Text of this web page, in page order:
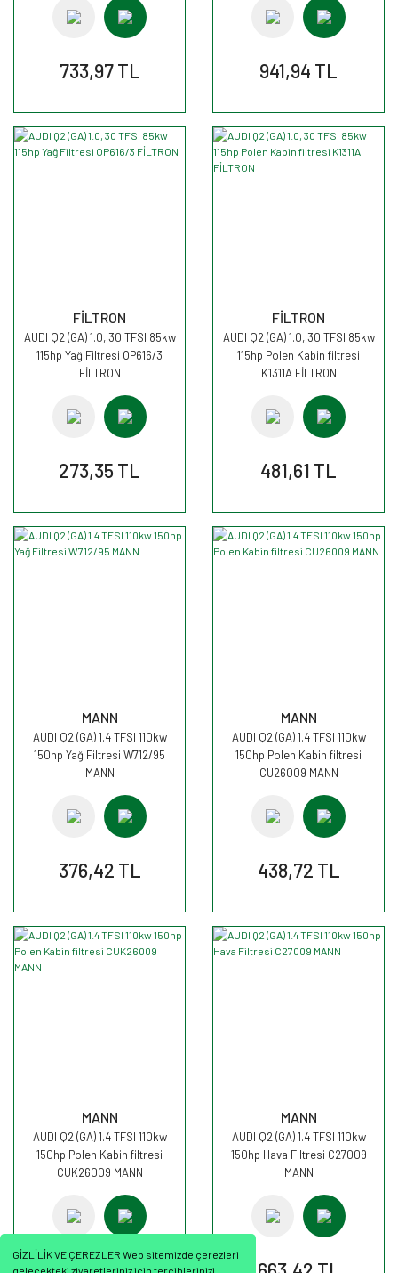
GİZLİLİK VE ÇEREZLER Web sitemizde çerezleri
733,97 TL 941,94 TL
FİLTRON
AUDI Q2 (GA) 1.0, 30 TFSI 85kw
115hp Yağ Filtresi OP616/3
FİLTRON
273,35 TL
FİLTRON
AUDI Q2 (GA) 1.0, 30 TFSI 85kw
115hp Polen Kabin filtresi
K1311A FİLTRON
481,61 TL
MANN
AUDI Q2 (GA) 1.4 TFSI 110kw
150hp Yağ Filtresi W712/95
MANN
376,42 TL
MANN
AUDI Q2 (GA) 1.4 TFSI 110kw
150hp Polen Kabin filtresi
CU26009 MANN
438,72 TL
MANN
AUDI Q2 (GA) 1.4 TFSI 110kw
150hp Polen Kabin filtresi
CUK26009 MANN
MANN
AUDI Q2 (GA) 1.4 TFSI 110kw
150hp Hava Filtresi C27009
MANN